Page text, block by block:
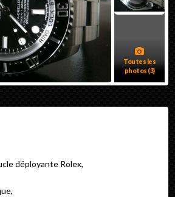
Toutes les
photos (3)
déployante Rolex,